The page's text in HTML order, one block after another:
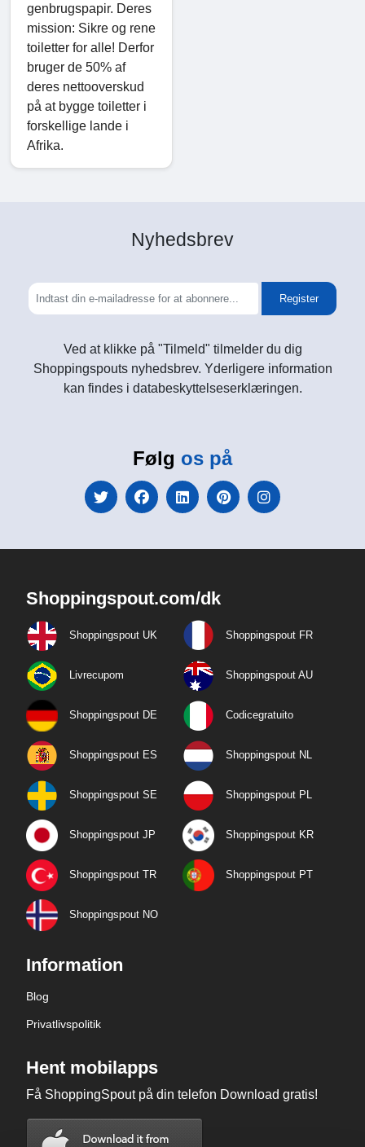
genbrugspapir. Deres
mission: Sikre og rene
toiletter for alle! Derfor
bruger de 50% af
deres nettooverskud
på at bygge toiletter i
forskellige lande i
Afrika.
Nyhedsbrev
Register
Ved at klikke på "Tilmeld" tilmelder du dig
Shoppingspouts nyhedsbrev. Yderligere information
kan findes i databeskyttelseserklæringen.
Følg os på
Shoppingspout.com/dk
Shoppingspout UK Shoppingspout FR
Livrecupom Shoppingspout AU
Shoppingspout DE Codicegratuito
Shoppingspout ES Shoppingspout NL
Shoppingspout SE Shoppingspout PL
Shoppingspout JP Shoppingspout KR
Shoppingspout TR Shoppingspout PT
Shoppingspout NO
Information
Blog
Privatlivspolitik
Hent mobilapps
Få ShoppingSpout på din telefon Download gratis!